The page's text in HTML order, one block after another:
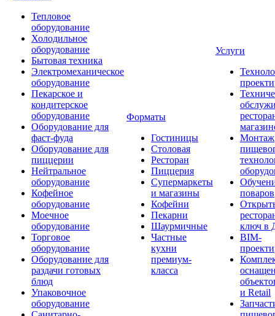
Тепловое
оборудование
Холодильное
оборудование
Бытовая техника
Электромеханическое
оборудование
Пекарское и
кондитерское
оборудование
Оборудование для
фаст-фуда
Оборудование для
пиццерии
Нейтральное
оборудование
Кофейное
оборудование
Моечное
оборудование
Торговое
оборудование
Оборудование для
раздачи готовых
блюд
Упаковочное
оборудование
Форматы
Гостиницы
Столовая
Ресторан
Пиццерия
Супермаркеты
и магазины
Кофейни
Пекарни
Шаурмичные
Частные
кухни
премиум-
класса
Услуги
Монтаж
поваров
ключ в
BIM-
и Retail